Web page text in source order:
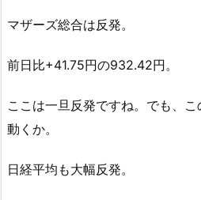
マザーズ総合は反発。
前日比+41.75円の932.42円。
ここは一旦反発ですね。でも、
動くか。
日経平均も大幅反発。